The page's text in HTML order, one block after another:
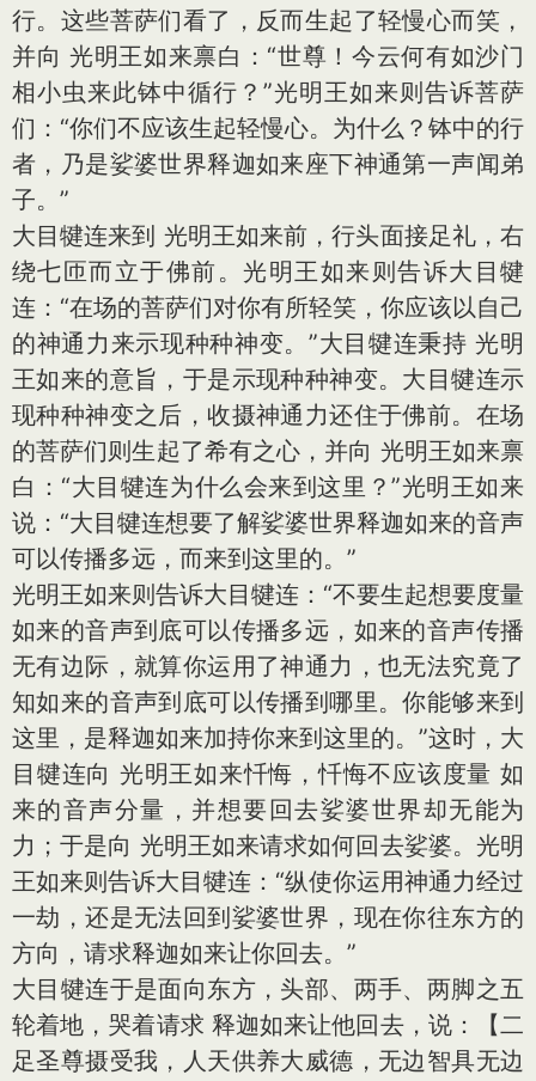
行。这些菩萨们看了，反而生起了轻慢心而笑，
并向 光明王如来禀白：“世尊！今云何有如沙门
相小虫来此钵中循行？”光明王如来则告诉菩萨
们：“你们不应该生起轻慢心。为什么？钵中的行
者，乃是娑婆世界释迦如来座下神通第一声闻弟
子。”
大目犍连来到 光明王如来前，行头面接足礼，右
绕七匝而立于佛前。光明王如来则告诉大目犍
连：“在场的菩萨们对你有所轻笑，你应该以自己
的神通力来示现种种神变。”大目犍连秉持 光明
王如来的意旨，于是示现种种神变。大目犍连示
现种种神变之后，收摄神通力还住于佛前。在场
的菩萨们则生起了希有之心，并向 光明王如来禀
白：“大目犍连为什么会来到这里？”光明王如来
说：“大目犍连想要了解娑婆世界释迦如来的音声
可以传播多远，而来到这里的。”
光明王如来则告诉大目犍连：“不要生起想要度量
如来的音声到底可以传播多远，如来的音声传播
无有边际，就算你运用了神通力，也无法究竟了
知如来的音声到底可以传播到哪里。你能够来到
这里，是释迦如来加持你来到这里的。”这时，大
目犍连向 光明王如来忏悔，忏悔不应该度量 如
来的音声分量，并想要回去娑婆世界却无能为
力；于是向 光明王如来请求如何回去娑婆。光明
王如来则告诉大目犍连：“纵使你运用神通力经过
一劫，还是无法回到娑婆世界，现在你往东方的
方向，请求释迦如来让你回去。”
大目犍连于是面向东方，头部、两手、两脚之五
轮着地，哭着请求 释迦如来让他回去，说：【二
足圣尊摄受我，人天供养大威德，无边智具无边